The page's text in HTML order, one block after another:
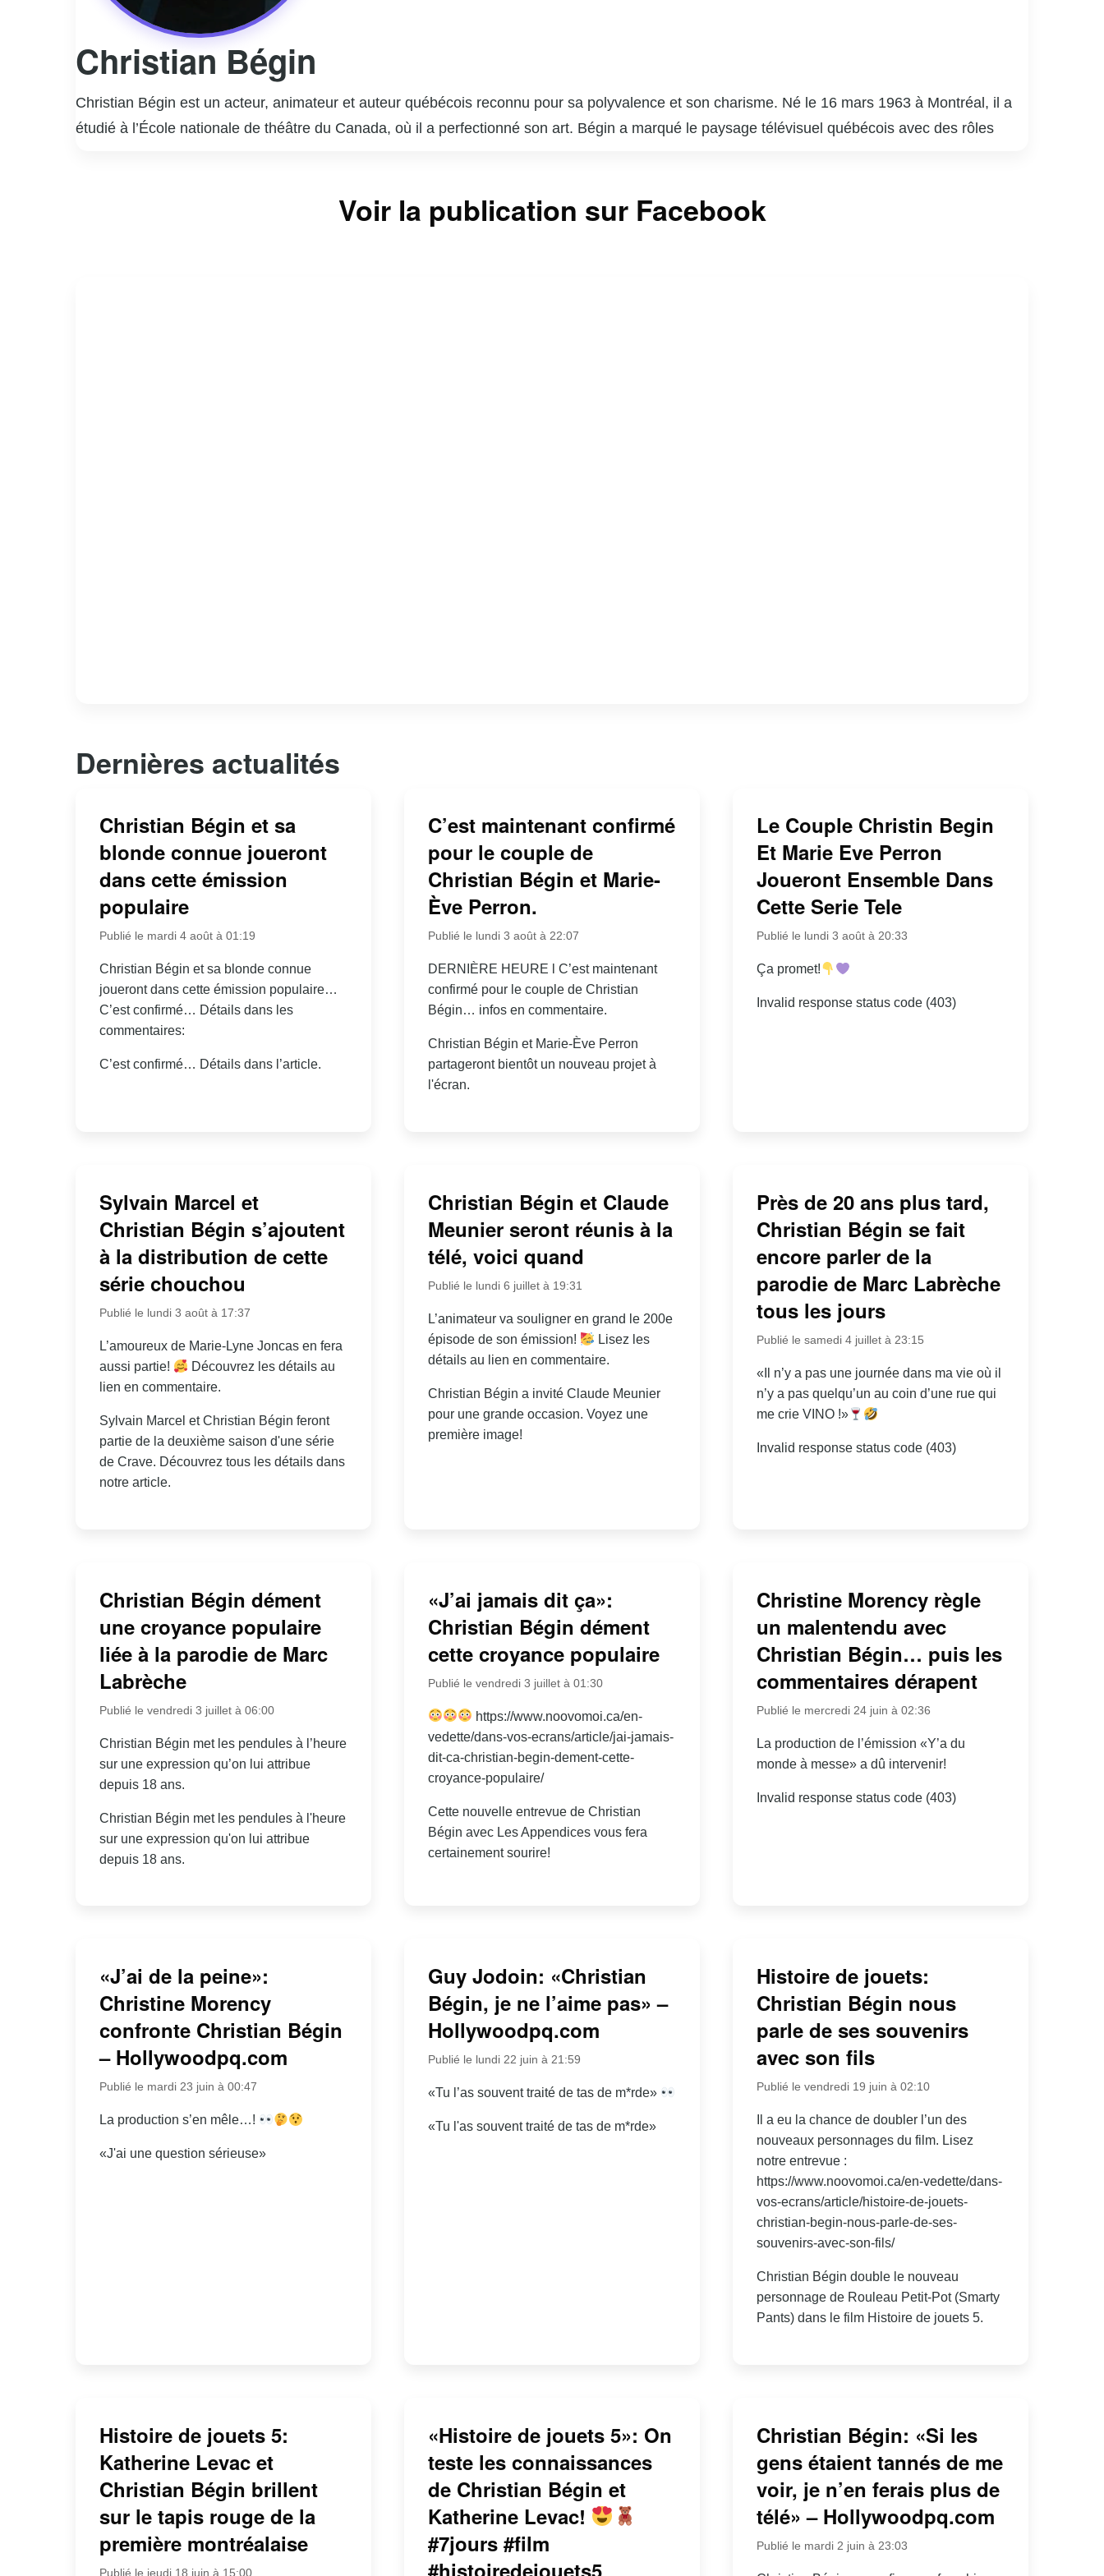
Christian Bégin
Christian Bégin est un acteur, animateur et auteur québécois reconnu pour sa polyvalence et son charisme. Né le 16 mars 1963 à Montréal, il a
étudié à l’École nationale de théâtre du Canada, où il a perfectionné son art. Bégin a marqué le paysage télévisuel québécois avec des rôles
Christian Bégin est également un auteur accompli, ayant écrit plusieurs pièces de théâtre et scénarios. Son engagement envers la culture
québécoise et son talent indéniable font de lui une figure incontournable du milieu artistique.
Voir la publication sur Facebook
Dernières actualités
Christian Bégin et sa
blonde connue joueront
dans cette émission
populaire
Publié le mardi 4 août à 01:19
Christian Bégin et sa blonde connue
joueront dans cette émission populaire…
C’est confirmé… Détails dans les
commentaires:
C’est confirmé… Détails dans l’article.
C’est maintenant confirmé
pour le couple de
Christian Bégin et Marie-
Ève Perron.
Publié le lundi 3 août à 22:07
DERNIÈRE HEURE l C’est maintenant
confirmé pour le couple de Christian
Bégin… infos en commentaire.
Christian Bégin et Marie-Ève Perron
partageront bientôt un nouveau projet à
l'écran.
Le Couple Christin Begin
Et Marie Eve Perron
Joueront Ensemble Dans
Cette Serie Tele
Publié le lundi 3 août à 20:33
Ça promet!
Invalid response status code (403)
Sylvain Marcel et
Christian Bégin s’ajoutent
à la distribution de cette
série chouchou
Publié le lundi 3 août à 17:37
L’amoureux de Marie-Lyne Joncas en fera
aussi partie!
Découvrez les détails au
lien en commentaire.
Sylvain Marcel et Christian Bégin feront
partie de la deuxième saison d'une série
de Crave. Découvrez tous les détails dans
notre article.
Christian Bégin et Claude
Meunier seront réunis à la
télé, voici quand
Publié le lundi 6 juillet à 19:31
L’animateur va souligner en grand le 200e
épisode de son émission!
Lisez les
détails au lien en commentaire.
Christian Bégin a invité Claude Meunier
pour une grande occasion. Voyez une
première image!
Près de 20 ans plus tard,
Christian Bégin se fait
encore parler de la
parodie de Marc Labrèche
tous les jours
Publié le samedi 4 juillet à 23:15
«Il n’y a pas une journée dans ma vie où il
n’y a pas quelqu’un au coin d’une rue qui
me crie VINO !»
Invalid response status code (403)
Christian Bégin dément
une croyance populaire
liée à la parodie de Marc
Labrèche
Publié le vendredi 3 juillet à 06:00
Christian Bégin met les pendules à l’heure
sur une expression qu’on lui attribue
depuis 18 ans.
Christian Bégin met les pendules à l'heure
sur une expression qu'on lui attribue
depuis 18 ans.
«J’ai jamais dit ça»:
Christian Bégin dément
cette croyance populaire
Publié le vendredi 3 juillet à 01:30
https://www.noovomoi.ca/en-
vedette/dans-vos-ecrans/article/jai-jamais-
dit-ca-christian-begin-dement-cette-
croyance-populaire/
Cette nouvelle entrevue de Christian
Bégin avec Les Appendices vous fera
certainement sourire!
Christine Morency règle
un malentendu avec
Christian Bégin… puis les
commentaires dérapent
Publié le mercredi 24 juin à 02:36
La production de l’émission «Y’a du
monde à messe» a dû intervenir!
Invalid response status code (403)
«J’ai de la peine»:
Christine Morency
confronte Christian Bégin
– Hollywoodpq.com
Publié le mardi 23 juin à 00:47
La production s’en mêle…!
«J'ai une question sérieuse»
Guy Jodoin: «Christian
Bégin, je ne l’aime pas» –
Hollywoodpq.com
Publié le lundi 22 juin à 21:59
«Tu l’as souvent traité de tas de m*rde»
«Tu l'as souvent traité de tas de m*rde»
Histoire de jouets:
Christian Bégin nous
parle de ses souvenirs
avec son fils
Publié le vendredi 19 juin à 02:10
Il a eu la chance de doubler l’un des
nouveaux personnages du film. Lisez
notre entrevue :
https://www.noovomoi.ca/en-vedette/dans-
vos-ecrans/article/histoire-de-jouets-
christian-begin-nous-parle-de-ses-
souvenirs-avec-son-fils/
Christian Bégin double le nouveau
personnage de Rouleau Petit-Pot (Smarty
Pants) dans le film Histoire de jouets 5.
Histoire de jouets 5:
Katherine Levac et
Christian Bégin brillent
sur le tapis rouge de la
première montréalaise
Publié le jeudi 18 juin à 15:00
«Histoire de jouets 5»: On
teste les connaissances
de Christian Bégin et
Katherine Levac!
#7jours #film
#histoiredejouets5
Christian Bégin: «Si les
gens étaient tannés de me
voir, je n’en ferais plus de
télé» – Hollywoodpq.com
Publié le mardi 2 juin à 23:03